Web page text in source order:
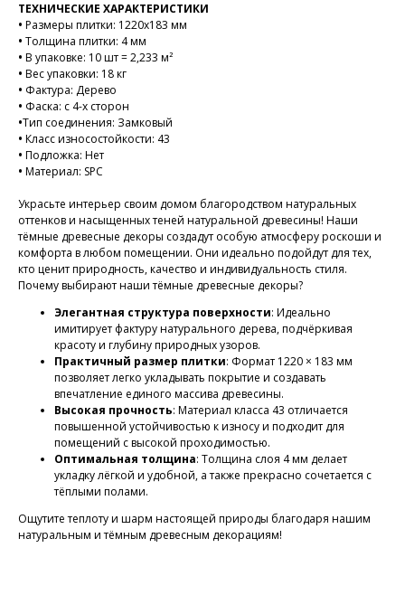
ТЕХНИЧЕСКИЕ ХАРАКТЕРИСТИКИ
• Размеры плитки: 1220х183 мм
• Толщина плитки: 4 мм
• В упаковке: 10 шт = 2,233 м²
• Вес упаковки: 18 кг
• Фактура: Дерево
• Фаска: с 4-х сторон
•Тип соединения: Замковый
• Класс износостойкости: 43
• Подложка: Нет
• Материал: SPC
Украсьте интерьер своим домом благородством натуральных
оттенков и насыщенных теней натуральной древесины! Наши
тёмные древесные декоры создадут особую атмосферу роскоши и
комфорта в любом помещении. Они идеально подойдут для тех,
кто ценит природность, качество и индивидуальность стиля.
Почему выбирают наши тёмные древесные декоры?
Элегантная структура поверхности: Идеально
имитирует фактуру натурального дерева, подчёркивая
красоту и глубину природных узоров.
Практичный размер плитки: Формат 1220 × 183 мм
позволяет легко укладывать покрытие и создавать
впечатление единого массива древесины.
Высокая прочность: Материал класса 43 отличается
повышенной устойчивостью к износу и подходит для
помещений с высокой проходимостью.
Оптимальная толщина: Толщина слоя 4 мм делает
укладку лёгкой и удобной, а также прекрасно сочетается с
тёплыми полами.
Ощутите теплоту и шарм настоящей природы благодаря нашим
натуральным и тёмным древесным декорациям!